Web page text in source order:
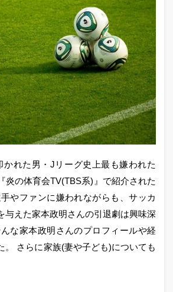
かれた男・Jリーグ史上最も嫌われた
炎の体育会TV(TBS系)』で紹介された
やファンに嫌われながらも、サッカ
与えた家本政明さんの引退劇は興味深
な家本政明さんのプロフィールや経
。 さらに家族(妻や子ども)についても